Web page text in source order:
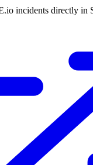
incidents directly in